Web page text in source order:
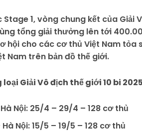
Stage 1, vòng chung kết của Giải
tổng giải thưởng lên tới
hội cho các cơ thủ Việt Nam
Nam trên bản đồ thế giới.
Giải Vô địch thế giới 10 bi
Nội: 25/4 – 29/4 – 128 cơ thủ
Nội: 15/5 – 19/5 – 128 cơ thủ